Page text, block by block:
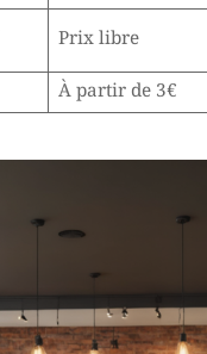
Prix libre
À partir de 3€